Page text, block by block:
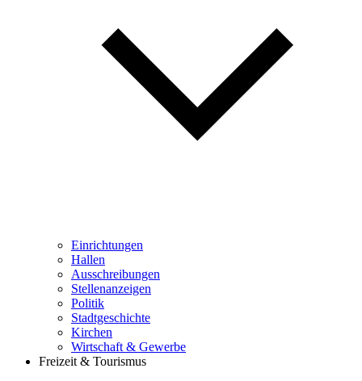
Einrichtungen
Hallen
Ausschreibungen
Stellenanzeigen
Politik
Stadtgeschichte
Kirchen
Wirtschaft & Gewerbe
Freizeit & Tourismus